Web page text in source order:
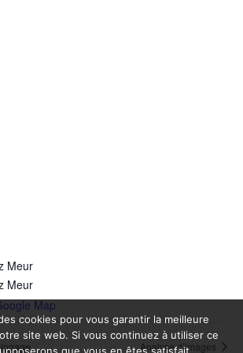
Meur
Meur
Map
Analyse d’images
cookies pour vous garantir la meilleure
site web. Si vous continuez à utiliser ce